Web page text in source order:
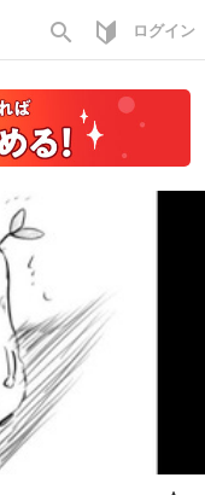
search ログイン